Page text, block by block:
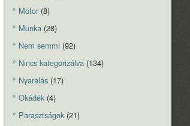
Motor (8)
Munka (28)
Nem semmi (92)
Nincs kategorizálva (134)
Nyaralás (17)
Okádék(4)
Parasztságok(21)